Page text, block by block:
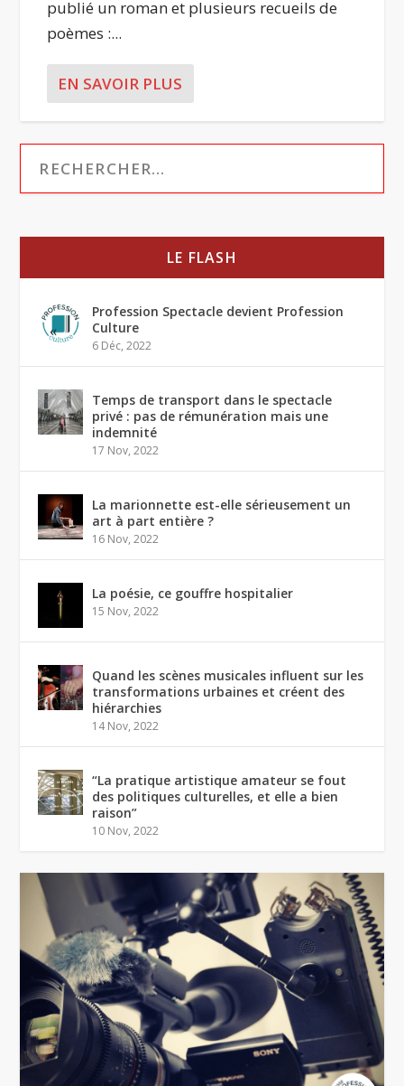
publié un roman et plusieurs recueils de
poèmes :...
EN SAVOIR PLUS
LE FLASH
Profession Spectacle devient Profession
Culture
6 Déc, 2022
Temps de transport dans le spectacle
privé : pas de rémunération mais une
indemnité
17 Nov, 2022
La marionnette est-elle sérieusement un
art à part entière ?
16 Nov, 2022
La poésie, ce gouffre hospitalier
15 Nov, 2022
Quand les scènes musicales influent sur les
transformations urbaines et créent des
hiérarchies
14 Nov, 2022
“La pratique artistique amateur se fout
des politiques culturelles, et elle a bien
raison”
10 Nov, 2022